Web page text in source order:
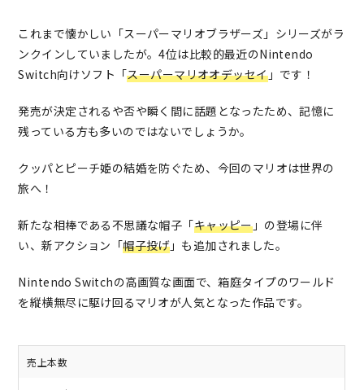
これまで懐かしい「スーパーマリオブラザーズ」シリーズがラ
ンクインしていましたが。4位は比較的最近のNintendo
Switch向けソフト「スーパーマリオオデッセイ」です！
発売が決定されるや否や瞬く間に話題となったため、記憶に
残っている方も多いのではないでしょうか。
クッパとピーチ姫の結婚を防ぐため、今回のマリオは世界の
旅へ！
新たな相棒である不思議な帽子「キャッピー」の登場に伴
い、新アクション「帽子投げ」も追加されました。
Nintendo Switchの高画質な画面で、箱庭タイプのワールド
を縦横無尽に駆け回るマリオが人気となった作品です。
売上本数